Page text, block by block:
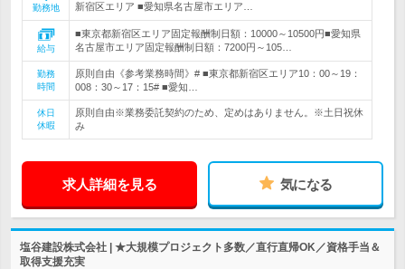
勤務地
新宿区エリア ■愛知県名古屋市エリア…
給与
■東京都新宿区エリア固定報酬制日額：10000～10500円■愛知県
名古屋市エリア固定報酬制日額：7200円～105…
勤務
時間
原則自由《参考業務時間》# ■東京都新宿区エリア10：00～19：
008：30～17：15# ■愛知…
休日
休暇
原則自由※業務委託契約のため、定めはありません。※土日祝休
み
求人詳細を見る 気になる
塩谷建設株式会社 | ★大規模プロジェクト多数／直行直帰OK／資格手当＆
取得支援充実